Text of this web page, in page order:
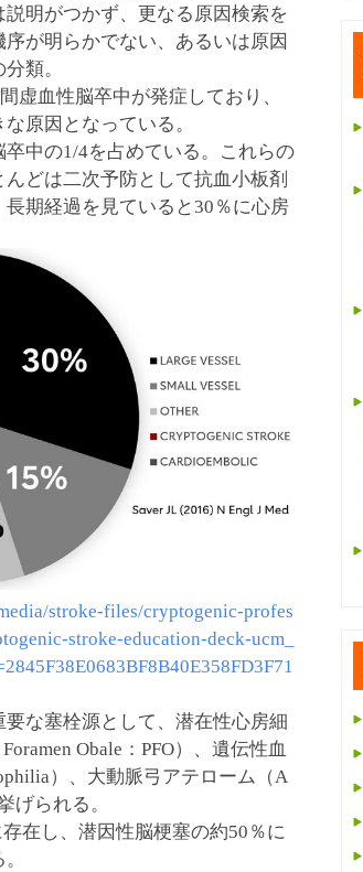
明がつかず、更なる原因検索を
が明らかでない、あるいは原因
類。
虚血性脳卒中が発症しており、
原因となっている。
中の1/4を占めている。これらの
どは二次予防として抗血小板剤
期経過を見ていると30％に心房
stroke-files/cryptogenic-profes
stroke-education-deck-ucm_
な塞栓源として、潜在性心房細
Obale：PFO）、遺伝性血
）、大動脈弓アテローム（A
げられる。
在し、潜因性脳梗塞の約50％に